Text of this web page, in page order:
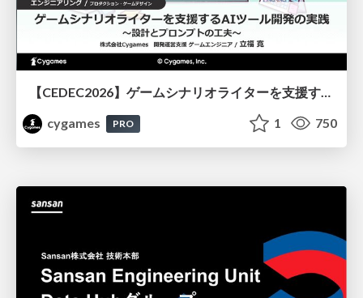
【CEDEC2026】ゲームシナリオライターを支援するAIツール開発の実践 ― 設計とプロンプトの工夫 ―
cygames
PRO 1 750